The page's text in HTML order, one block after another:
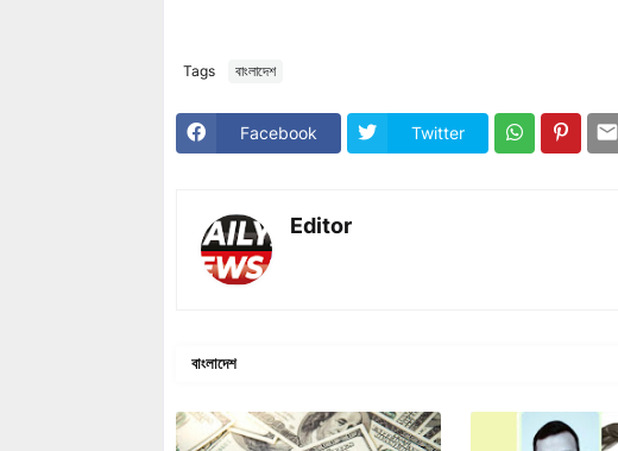
Tags বাংলাদেশ
Facebook Twitter
Editor
বাংলাদেশ